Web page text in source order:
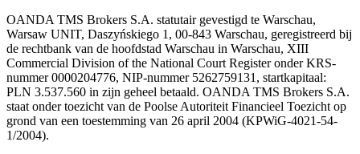
OANDA TMS Brokers S.A. statutair gevestigd te Warschau,
Warsaw UNIT, Daszyńskiego 1, 00-843 Warschau, geregistreerd bij
de rechtbank van de hoofdstad Warschau in Warschau, XIII
Commercial Division of the National Court Register onder KRS-
nummer 0000204776, NIP-nummer 5262759131, startkapitaal:
PLN 3.537.560 in zijn geheel betaald. OANDA TMS Brokers S.A.
staat onder toezicht van de Poolse Autoriteit Financieel Toezicht op
grond van een toestemming van 26 april 2004 (KPWiG-4021-54-
1/2004).